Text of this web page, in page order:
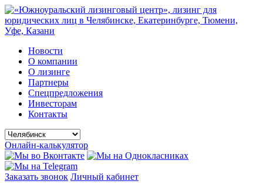
Новости
О компании
О лизинге
Партнеры
Спецпредложения
Инвесторам
Контакты
Онлайн-калькулятор
Заказать звонок Личный кабинет